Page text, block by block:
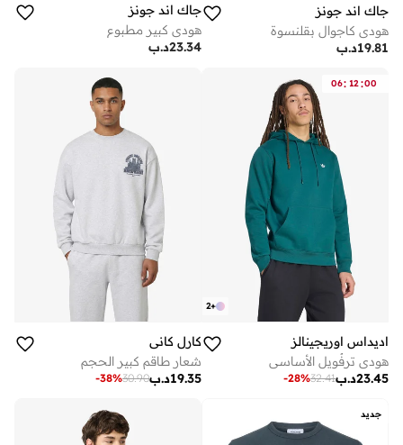
جاك اند جونز
هودي كاجوال بقلنسوة
د.ب19.81
جاك اند جونز
هودي كبير مطبوع
د.ب23.34
06: 12 :00
+
2
اديداس اوريجينالز
هودي ترِفُويل الأساسي
د.ب23.45
32.41
-28%
كارل كاني
شعار طاقم كبير الحجم
د.ب19.35
30.90
-38%
جديد